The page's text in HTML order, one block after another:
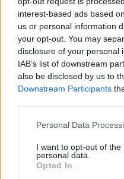
interest-based ads based
us or personal information
your opt-out. You may
disclosure of your personal
IAB’s list of downstream
also be disclosed by us to
Downstream Participants
Please note that this
not limited to your visit or
grant or deny consent to
use your data for below
Personal Data
I want to opt-out of the
personal data.
Opted In
legnagyobb buli,
Csarnokban,
téren.
Az évzáró koncert
technikailag, mind pedig
lesz, óriási bulira